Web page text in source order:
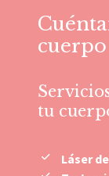
cuerpo
tu
Láser